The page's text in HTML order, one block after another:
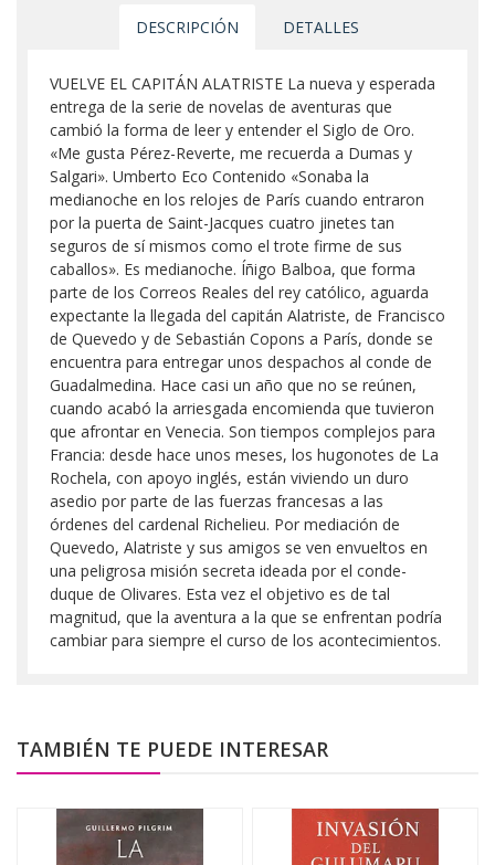
DESCRIPCIÓN DETALLES
VUELVE EL CAPITÁN ALATRISTE La nueva y esperada
entrega de la serie de novelas de aventuras que
cambió la forma de leer y entender el Siglo de Oro.
«Me gusta Pérez-Reverte, me recuerda a Dumas y
Salgari». Umberto Eco Contenido «Sonaba la
medianoche en los relojes de París cuando entraron
por la puerta de Saint-Jacques cuatro jinetes tan
seguros de sí mismos como el trote firme de sus
caballos». Es medianoche. Íñigo Balboa, que forma
parte de los Correos Reales del rey católico, aguarda
expectante la llegada del capitán Alatriste, de Francisco
de Quevedo y de Sebastián Copons a París, donde se
encuentra para entregar unos despachos al conde de
Guadalmedina. Hace casi un año que no se reúnen,
cuando acabó la arriesgada encomienda que tuvieron
que afrontar en Venecia. Son tiempos complejos para
Francia: desde hace unos meses, los hugonotes de La
Rochela, con apoyo inglés, están viviendo un duro
asedio por parte de las fuerzas francesas a las
órdenes del cardenal Richelieu. Por mediación de
Quevedo, Alatriste y sus amigos se ven envueltos en
una peligrosa misión secreta ideada por el conde-
duque de Olivares. Esta vez el objetivo es de tal
magnitud, que la aventura a la que se enfrentan podría
cambiar para siempre el curso de los acontecimientos.
TAMBIÉN TE PUEDE INTERESAR